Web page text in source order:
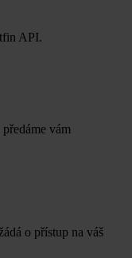
API.
vám
o přístup na váš